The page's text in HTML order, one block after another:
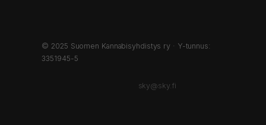
© 2025 Suomen Kannabisyhdistys ry · Y-tunnus:
3351945-5
sky@sky.fi